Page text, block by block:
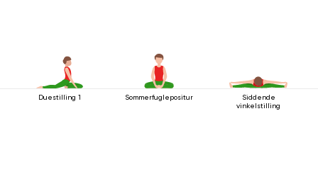
Duestilling 1 Sommerfuglepositur
Siddende
vinkelstilling